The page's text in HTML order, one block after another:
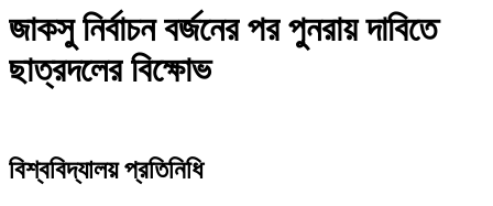
জাকসু নির্বাচন বর্জনের পর পুনরায় দাবিতে
ছাত্রদলের বিক্ষোভ
বিশ্ববিদ্যালয় প্রতিনিধি